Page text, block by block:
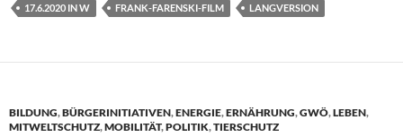
17.6.2020 IN W FRANK-FARENSKI-FILM LANGVERSION
BILDUNG,BÜRGERINITIATIVEN,ENERGIE,ERNÄHRUNG,GWÖ,LEBEN,
MITWELTSCHUTZ,MOBILITÄT,POLITIK,TIERSCHUTZ